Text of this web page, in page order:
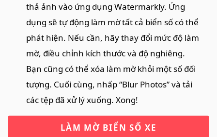
thả ảnh vào ứng dụng Watermarkly. Ứng
dụng sẽ tự động làm mờ tất cả biển số có thể
phát hiện. Nếu cần, hãy thay đổi mức độ làm
mờ, điều chỉnh kích thước và độ nghiêng.
Bạn cũng có thể xóa làm mờ khỏi một số đối
tượng. Cuối cùng, nhấp “Blur Photos” và tải
các tệp đã xử lý xuống. Xong!
LÀM MỜ BIỂN SỐ XE